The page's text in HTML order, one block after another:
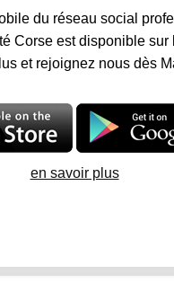
du réseau social
Corse est disponible sur
et rejoignez nous dès
en savoir plus